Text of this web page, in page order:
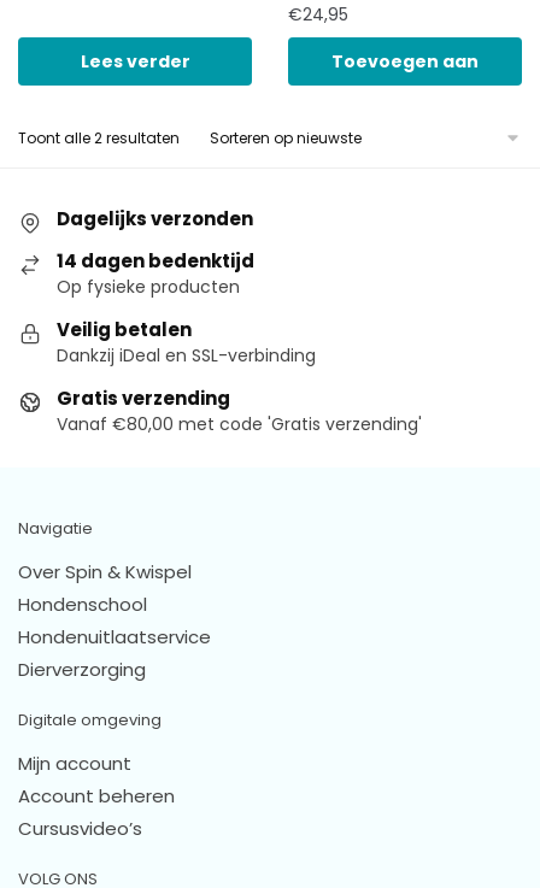
Lees verder
€24,95
Toevoegen aan
Toont alle 2 resultaten
Dagelijks verzonden
14 dagen bedenktijd
Op fysieke producten
Veilig betalen
Dankzij iDeal en SSL-verbinding
Gratis verzending
Vanaf €80,00 met code 'Gratis verzending'
Navigatie
Over Spin & Kwispel
Hondenschool
Hondenuitlaatservice
Dierverzorging
Digitale omgeving
Mijn account
Account beheren
Cursusvideo’s
VOLG ONS